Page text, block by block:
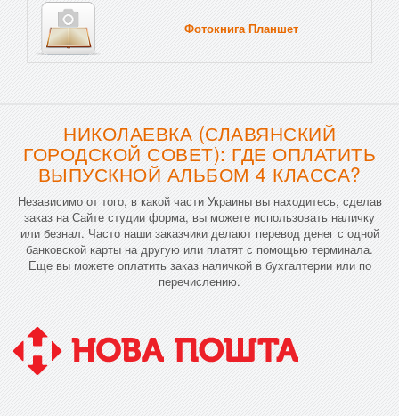
Фотокнига Планшет
НИКОЛАЕВКА (СЛАВЯНСКИЙ
ГОРОДСКОЙ СОВЕТ): ГДЕ ОПЛАТИТЬ
ВЫПУСКНОЙ АЛЬБОМ 4 КЛАССА?
Независимо от того, в какой части Украины вы находитесь, сделав
заказ на Сайте студии форма, вы можете использовать наличку
или безнал. Часто наши заказчики делают перевод денег с одной
банковской карты на другую или платят с помощью терминала.
Еще вы можете оплатить заказ наличкой в бухгалтерии или по
перечислению.